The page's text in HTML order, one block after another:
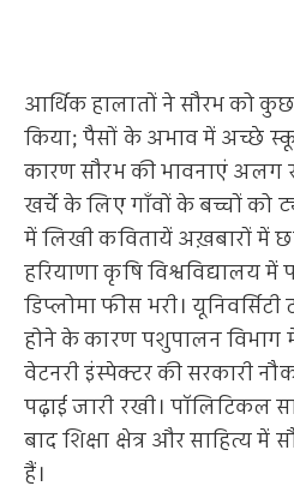
आर्थिक हालातों ने सौरभ को
किया; पैसों के अभाव में अच्छे
कारण सौरभ की भावनाएं
खर्चे के लिए गाँवों के बच्चों को
में लिखी कवितायें अख़बारों में
हरियाणा कृषि विश्वविद्यालय
डिप्लोमा फीस भरी।
होने के कारण पशुपालन विभाग में
वेटनरी इंस्पेक्टर की सरकारी
पढ़ाई जारी रखी। पॉलिटिकल
बाद शिक्षा क्षेत्र और साहित्य
हैं।